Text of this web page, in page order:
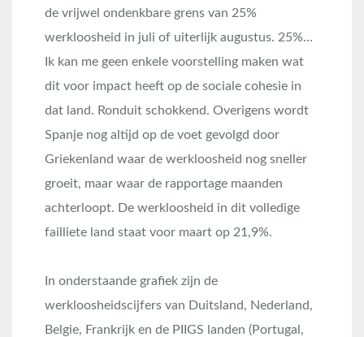
de vrijwel ondenkbare grens van 25%
werkloosheid in juli of uiterlijk augustus. 25%…
Ik kan me geen enkele voorstelling maken wat
dit voor impact heeft op de sociale cohesie in
dat land. Ronduit schokkend. Overigens wordt
Spanje nog altijd op de voet gevolgd door
Griekenland waar de werkloosheid nog sneller
groeit, maar waar de rapportage maanden
achterloopt. De werkloosheid in dit volledige
failliete land staat voor maart op 21,9%.
In onderstaande grafiek zijn de
werkloosheidscijfers van Duitsland, Nederland,
Belgie, Frankrijk en de PIIGS landen (Portugal,